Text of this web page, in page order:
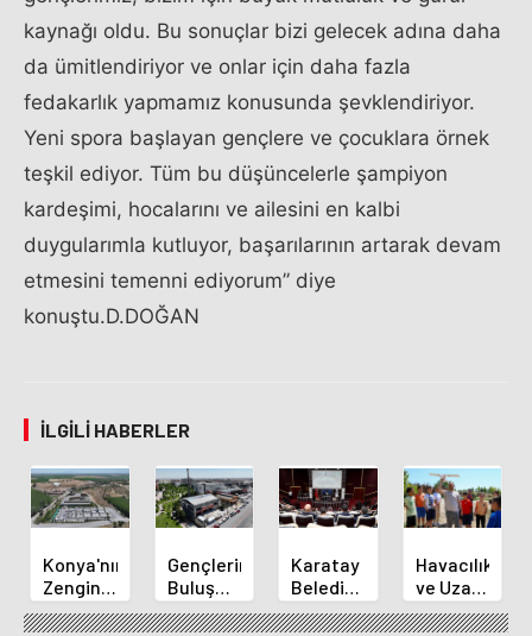
kaynağı oldu. Bu sonuçlar bizi gelecek adına daha
da ümitlendiriyor ve onlar için daha fazla
fedakarlık yapmamız konusunda şevklendiriyor.
Yeni spora başlayan gençlere ve çocuklara örnek
teşkil ediyor. Tüm bu düşüncelerle şampiyon
kardeşimi, hocalarını ve ailesini en kalbi
duygularımla kutluyor, başarılarının artarak devam
etmesini temenni ediyorum” diye
konuştu.D.DOĞAN
İLGILI HABERLER
Konya'nın
Zengin
Mutfağı
Gençlerin
Buluşma
Noktası
Karatay
Belediye
Başkanı
Havacılık
ve Uzay
Yaz